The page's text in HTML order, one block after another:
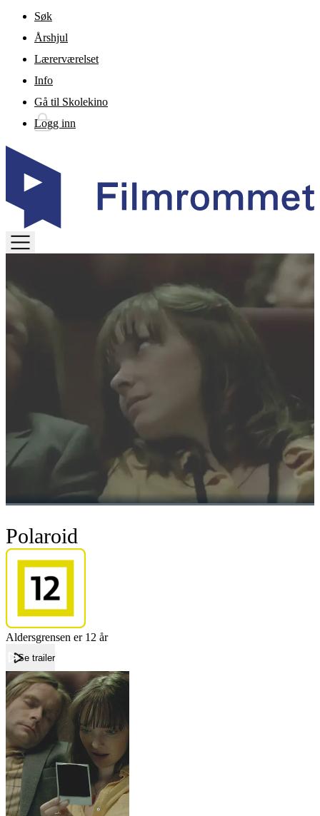
Gå til hovedinnhold
Søk
Årshjul
Lærerværelset
Info
Gå til Skolekino
Logg inn
Polaroid
Aldersgrensen er 12 år
Se trailer
Forside Polaroid
Polaroid
Film
Forfatter:
Leverandør:
Norgesfilm AS
Lisens: